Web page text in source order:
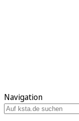
Navigation